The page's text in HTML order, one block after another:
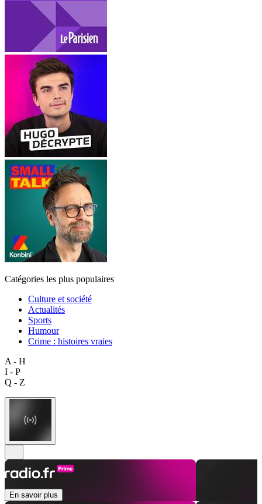
Catégories les plus populaires
Culture et société
Actualités
Sports
Humour
Crime : histoires vraies
A - H
I - P
Q - Z
En savoir plus